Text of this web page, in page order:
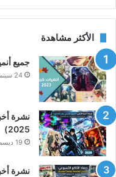
الأكثر مشاهدة
جميع أنميات
24 سبتمبر، 2023
2025)
19 ديسمبر، 2025